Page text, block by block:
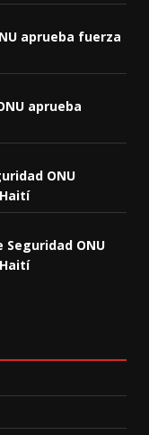
aprueba fuerza
aprueba
ONU
Seguridad ONU